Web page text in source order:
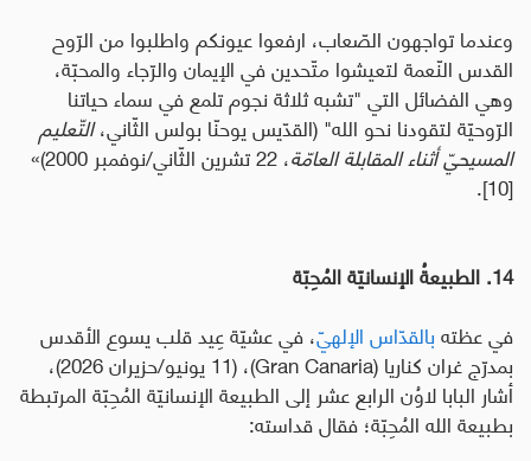
وعندما تواجهون الصّعاب، ارفعوا عيونكم واطلبوا من الرّوح
القدس النّعمة لتعيشوا متّحدين في الإيمان والرّجاء والمحبّة،
وهي الفضائل التي "تشبه ثلاثة نجوم تلمع في سماء حياتنا
الرّوحيّة لتقودنا نحو الله" (القدّيس يوحنّا بولس الثّاني،التّعليم
المسيحيّ أثناء المقابلة العامّة، 22 تشرين الثّاني/نوفمبر 2000) »
[10].
14. الطبيعةُ الإنسانيّة المُحِبّة
في عظتهبالقدّاس الإلهيّ، في عشيّة عِيد قلب يسوع الأقدس
بمدرّج غران كناريا (Gran Canaria )، (11 يونيو/حزيران 2026)،
أشار البابا لاوُن الرابع عشر إلى الطبيعة الإنسانيّة المُحِبّة المرتبطة
بطبيعة الله المُحِبّة؛ فقال قداسته: